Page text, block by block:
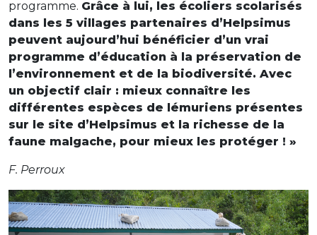
programme. Grâce à lui, les écoliers scolarisés
dans les 5 villages partenaires d’Helpsimus
peuvent aujourd’hui bénéficier d’un vrai
programme d’éducation à la préservation de
l’environnement et de la biodiversité. Avec
un objectif clair : mieux connaître les
différentes espèces de lémuriens présentes
sur le site d’Helpsimus et la richesse de la
faune malgache, pour mieux les protéger ! »
F. Perroux